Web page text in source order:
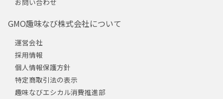
お問い合わせ
GMO趣味なび株式会社について
運営会社
採用情報
個人情報保護方針
特定商取引法の表示
趣味なびエシカル消費推進部